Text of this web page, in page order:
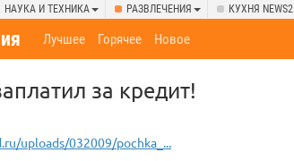
НАУКА И ТЕХНИКА РАЗВЛЕЧЕНИЯ КУХНЯ NEWS2
Лучшее Горячее Новое
за кредит!
uploads/032009/pochka_...